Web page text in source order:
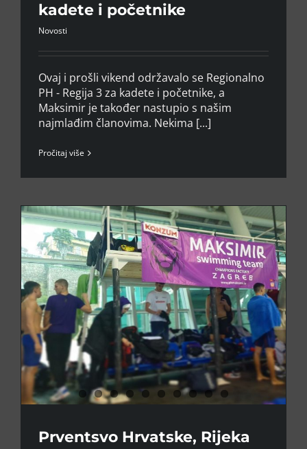
kadete i početnike
Novosti
Ovaj i prošli vikend održavalo se Regionalno
PH - Regija 3 za kadete i početnike, a
Maksimir je također nastupio s našim
najmlađim članovima. Nekima [...]
Pročitaj više
Prventsvo Hrvatske, Rijeka